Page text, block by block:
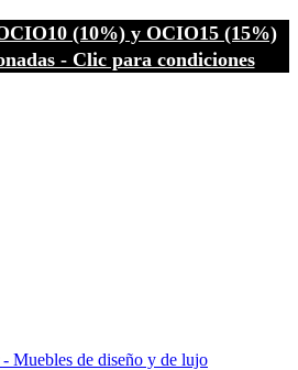
(10%) y OCIO15 (15%)
- Clic para condiciones